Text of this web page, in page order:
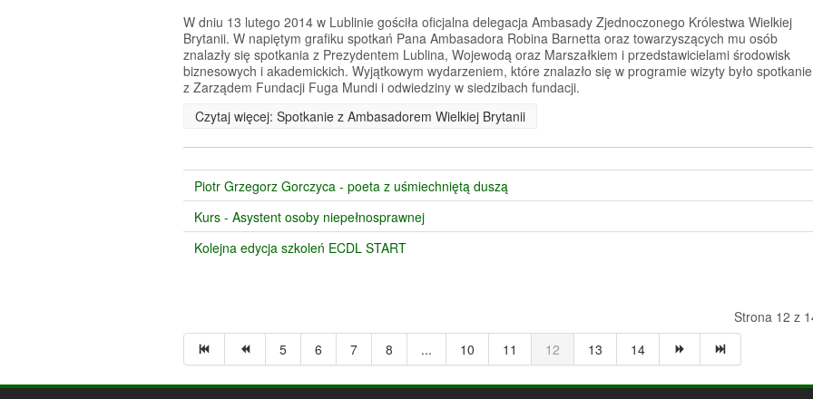
W dniu 13 lutego 2014 w Lublinie gościła oficjalna delegacja Ambasady Zjednoczonego Królestwa Wielkiej
Brytanii. W napiętym grafiku spotkań Pana Ambasadora Robina Barnetta oraz towarzyszących mu osób
znalazły się spotkania z Prezydentem Lublina, Wojewodą oraz Marszałkiem i przedstawicielami środowisk
biznesowych i akademickich. Wyjątkowym wydarzeniem, które znalazło się w programie wizyty było spotkanie
z Zarządem Fundacji Fuga Mundi i odwiedziny w siedzibach fundacji.
Czytaj więcej: Spotkanie z Ambasadorem Wielkiej Brytanii
Piotr Grzegorz Gorczyca - poeta z uśmiechniętą duszą
Kurs - Asystent osoby niepełnosprawnej
Kolejna edycja szkoleń ECDL START
Strona 12 z
5
6 7 8 ... 10 11 12 13 14